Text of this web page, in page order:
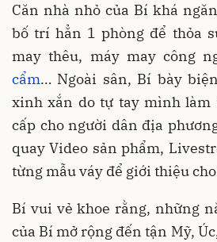
Căn nhà nhỏ của Bí khá
bố trí hẳn 1 phòng để thỏa
may thêu, máy may công
cẩm… Ngoài sân, Bí bày
xinh xắn do tự tay mình làm
cấp cho người dân địa
quay Video sản phẩm,
từng mẫu váy để giới thiệu
Bí vui vẻ khoe rằng, những
của Bí mở rộng đến tận Mỹ,